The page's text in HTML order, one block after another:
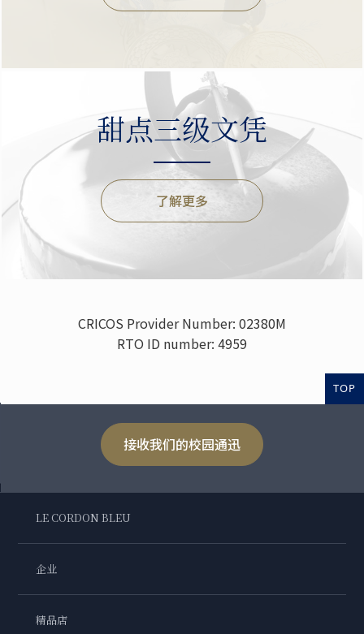
甜点三级文凭
了解更多
CRICOS Provider Number: 02380M
RTO ID number: 4959
TOP
接收我们的校园通迅
LE CORDON BLEU
企业
精品店